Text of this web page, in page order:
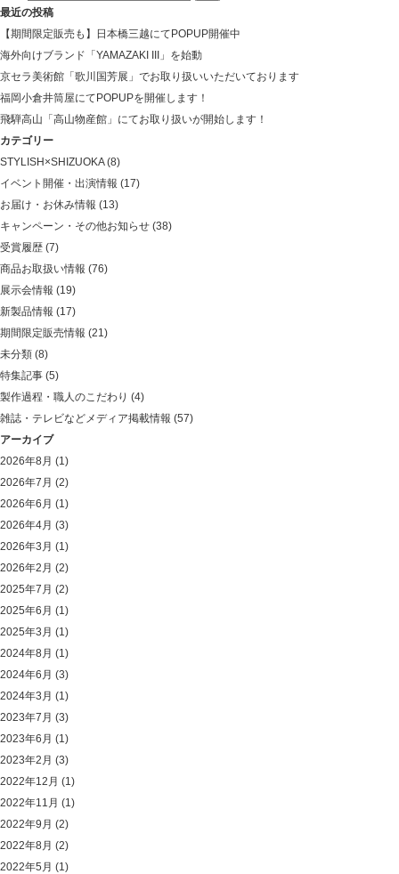
最近の投稿
【期間限定販売も】日本橋三越にてPOPUP開催中
海外向けブランド「YAMAZAKI III」を始動
京セラ美術館「歌川国芳展」でお取り扱いいただいております
福岡小倉井筒屋にてPOPUPを開催します！
飛騨高山「高山物産館」にてお取り扱いが開始します！
カテゴリー
STYLISH×SHIZUOKA(8)
イベント開催・出演情報 (17)
お届け・お休み情報 (13)
キャンペーン・その他お知らせ (38)
受賞履歴 (7)
商品お取扱い情報 (76)
展示会情報 (19)
新製品情報 (17)
期間限定販売情報 (21)
未分類 (8)
特集記事 (5)
製作過程・職人のこだわり (4)
雑誌・テレビなどメディア掲載情報 (57)
アーカイブ
2026年8月 (1)
2026年7月 (2)
2026年6月 (1)
2026年4月 (3)
2026年3月 (1)
2026年2月 (2)
2025年7月 (2)
2025年6月 (1)
2025年3月 (1)
2024年8月 (1)
2024年6月 (3)
2024年3月 (1)
2023年7月 (3)
2023年6月 (1)
2023年2月 (3)
2022年12月 (1)
2022年11月 (1)
2022年9月 (2)
2022年8月 (2)
2022年5月 (1)